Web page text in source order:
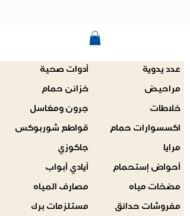
أدوات صحية
خزائن حمام
جرون ومغاسل
قواطع شوربوكس
جاكوزي
أيادي أبواب
مصارف المياه
مستلزمات برك
عدد يدوية
مراحيض
خلاطات
اكسسوارات حمام
مرايا
أحواض إستحمام
مضخات مياه
مفروشات حدائق